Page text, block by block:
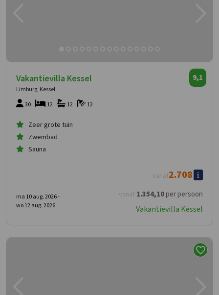
Vakantievilla Kessel
Limburg, Kessel
9,1
30 12
12
12
Zeer grote tuin
Zwembad
Sauna
vanaf 1.354,10per persoon
vanaf2.708
ma 10 aug. 2026 -
wo 12 aug. 2026
Vakantievilla Kessel